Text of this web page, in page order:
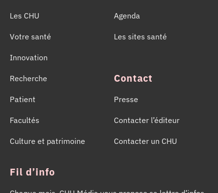
Les CHU
Votre santé
Innovation
Recherche
Patient
Facultés
Culture et patrimoine
Agenda
Les sites santé
Contact
Presse
Contacter l’éditeur
Contacter un CHU
Fil d’info